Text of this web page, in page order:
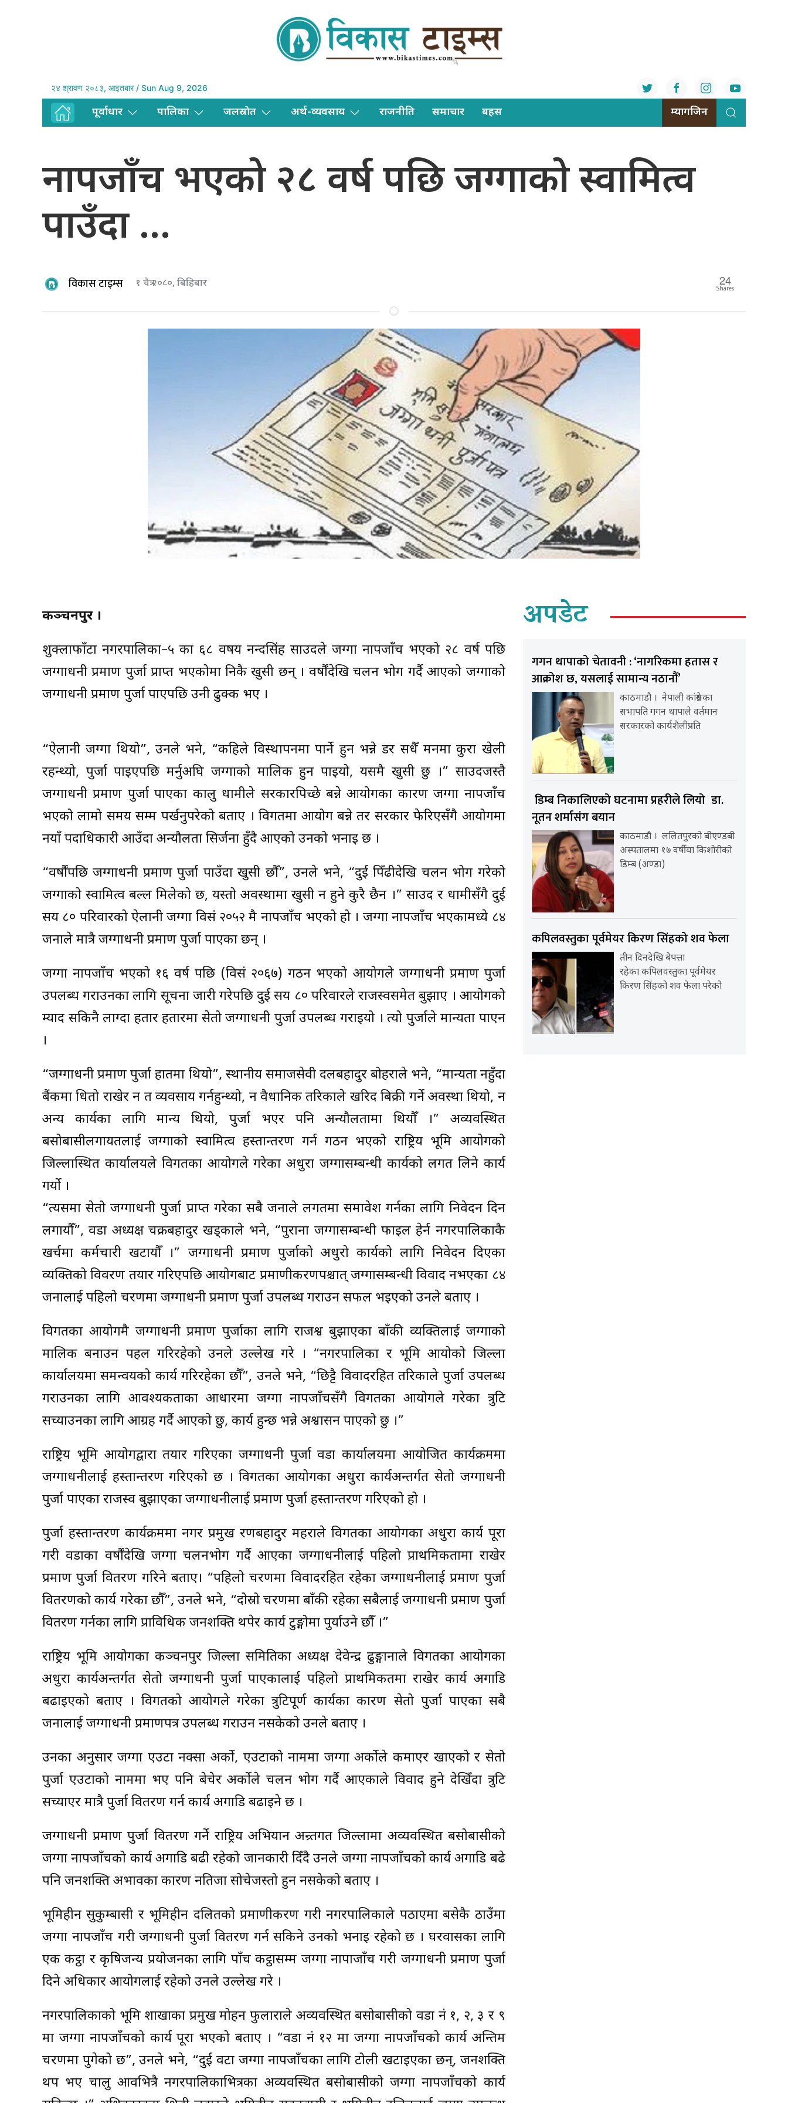
२४ श्रावण २०८३, आइतबार / Sun Aug 9, 2026
पूर्वाधार पालिका जलस्राेत अर्थ-व्यवसाय राजनीति समाचार बहस म्यागजिन
नापजाँच भएको २८ वर्ष पछि जग्गाको स्वामित्व
पाउँदा …
विकास टाइम्स १ चैत्र २०८०, बिहिबार 24
Shares
कञ्चनपुर ।
शुक्लाफाँटा नगरपालिका–५ का ६८ वर्षीय नन्दसिंह साउदले जग्गा नापजाँच भएको २८ वर्ष पछि
जग्गाधनी प्रमाण पुर्जा प्राप्त भएकोमा निकै खुसी छन् । वर्षौंदेखि चलन भोग गर्दै आएको जग्गाको
जग्गाधनी प्रमाण पुर्जा पाएपछि उनी ढुक्क भए ।
“ऐलानी जग्गा थियो”, उनले भने, “कहिले विस्थापनमा पार्ने हुन भन्ने डर सधैँ मनमा कुरा खेली
रहन्थ्यो, पुर्जा पाइएपछि मर्नुअघि जग्गाको मालिक हुन पाइयो, यसमै खुसी छु ।” साउदजस्तै
जग्गाधनी प्रमाण पुर्जा पाएका कालु धामीले सरकारपिच्छे बन्ने आयोगका कारण जग्गा नापजाँच
भएको लामो समय सम्म पर्खनुपरेको बताए । विगतमा आयोग बन्ने तर सरकार फेरिएसँगै आयोगमा
नयाँ पदाधिकारी आउँदा अन्यौलता सिर्जना हुँदै आएको उनको भनाइ छ ।
“वर्षौंपछि जग्गाधनी प्रमाण पुर्जा पाउँदा खुसी छौँ”, उनले भने, “दुई पिँढीदेखि चलन भोग गरेको
जग्गाको स्वामित्व बल्ल मिलेको छ, यस्तो अवस्थामा खुसी न हुने कुरै छैन ।” साउद र धामीसँगै दुई
सय ८० परिवारको ऐलानी जग्गा विसं २०५२ मै नापजाँच भएको हो । जग्गा नापजाँच भएकामध्ये ८४
जनाले मात्रै जग्गाधनी प्रमाण पुर्जा पाएका छन् ।
जग्गा नापजाँच भएको १६ वर्ष पछि (विसं २०६७) गठन भएको आयोगले जग्गाधनी प्रमाण पुर्जा
उपलब्ध गराउनका लागि सूचना जारी गरेपछि दुई सय ८० परिवारले राजस्वसमेत बुझाए । आयोगको
म्याद सकिनै लाग्दा हतार हतारमा सेतो जग्गाधनी पुर्जा उपलब्ध गराइयो । त्यो पुर्जाले मान्यता पाएन
।
“जग्गाधनी प्रमाण पुर्जा हातमा थियो”, स्थानीय समाजसेवी दलबहादुर बोहराले भने, “मान्यता नहुँदा
बैंकमा धितो राखेर न त व्यवसाय गर्नहुन्थ्यो, न वैधानिक तरिकाले खरिद बिक्री गर्ने अवस्था थियो, न
अन्य कार्यका लागि मान्य थियो, पुर्जा भएर पनि अन्यौलतामा थियौँ ।” अव्यवस्थित
बसोबासीलगायतलाई जग्गाको स्वामित्व हस्तान्तरण गर्न गठन भएको राष्ट्रिय भूमि आयोगको
जिल्लास्थित कार्यालयले विगतका आयोगले गरेका अधुरा जग्गासम्बन्धी कार्यको लगत लिने कार्य
गर्यो ।
“त्यसमा सेतो जग्गाधनी पुर्जा प्राप्त गरेका सबै जनाले लगतमा समावेश गर्नका लागि निवेदन दिन
लगायौँ”, वडा अध्यक्ष चक्रबहादुर खड्काले भने, “पुराना जग्गासम्बन्धी फाइल हेर्न नगरपालिकाकै
खर्चमा कर्मचारी खटायौँ ।” जग्गाधनी प्रमाण पुर्जाको अधुरो कार्यको लागि निवेदन दिएका
व्यक्तिको विवरण तयार गरिएपछि आयोगबाट प्रमाणीकरणपश्चात् जग्गासम्बन्धी विवाद नभएका ८४
जनालाई पहिलो चरणमा जग्गाधनी प्रमाण पुर्जा उपलब्ध गराउन सफल भइएको उनले बताए ।
विगतका आयोगमै जग्गाधनी प्रमाण पुर्जाका लागि राजश्व बुझाएका बाँकी व्यक्तिलाई जग्गाको
मालिक बनाउन पहल गरिरहेको उनले उल्लेख गरे । “नगरपालिका र भूमि आयोको जिल्ला
कार्यालयमा समन्वयको कार्य गरिरहेका छौँ”, उनले भने, “छिट्टै विवादरहित तरिकाले पुर्जा उपलब्ध
गराउनका लागि आवश्यकताका आधारमा जग्गा नापजाँचसँगै विगतका आयोगले गरेका त्रुटि
सच्याउनका लागि आग्रह गर्दै आएको छु, कार्य हुन्छ भन्ने अश्वासन पाएको छु ।”
राष्ट्रिय भूमि आयोगद्वारा तयार गरिएका जग्गाधनी पुर्जा वडा कार्यालयमा आयोजित कार्यक्रममा
जग्गाधनीलाई हस्तान्तरण गरिएको छ । विगतका आयोगका अधुरा कार्यअन्तर्गत सेतो जग्गाधनी
पुर्जा पाएका राजस्व बुझाएका जग्गाधनीलाई प्रमाण पुर्जा हस्तान्तरण गरिएको हो ।
पुर्जा हस्तान्तरण कार्यक्रममा नगर प्रमुख रणबहादुर महराले विगतका आयोगका अधुरा कार्य पूरा
गरी वडाका वर्षौंदेखि जग्गा चलनभोग गर्दै आएका जग्गाधनीलाई पहिलो प्राथमिकतामा राखेर
प्रमाण पुर्जा वितरण गरिने बताए। “पहिलो चरणमा विवादरहित रहेका जग्गाधनीलाई प्रमाण पुर्जा
वितरणको कार्य गरेका छौँ”, उनले भने, “दोस्रो चरणमा बाँकी रहेका सबैलाई जग्गाधनी प्रमाण पुर्जा
वितरण गर्नका लागि प्राविधिक जनशक्ति थपेर कार्य टुङ्गोमा पुर्याउने छौँ ।”
राष्ट्रिय भूमि आयोगका कञ्चनपुर जिल्ला समितिका अध्यक्ष देवेन्द्र ढुङ्गानाले विगतका आयोगका
अधुरा कार्यअन्तर्गत सेतो जग्गाधनी पुर्जा पाएकालाई पहिलो प्राथमिकतमा राखेर कार्य अगाडि
बढाइएको बताए । विगतको आयोगले गरेका त्रुटिपूर्ण कार्यका कारण सेतो पुर्जा पाएका सबै
जनालाई जग्गाधनी प्रमाणपत्र उपलब्ध गराउन नसकेको उनले बताए ।
उनका अनुसार जग्गा एउटा नक्सा अर्को, एउटाको नाममा जग्गा अर्कोले कमाएर खाएको र सेतो
पुर्जा एउटाको नाममा भए पनि बेचेर अर्कोले चलन भोग गर्दै आएकाले विवाद हुने देखिँदा त्रुटि
सच्याएर मात्रै पुर्जा वितरण गर्न कार्य अगाडि बढाइने छ ।
जग्गाधनी प्रमाण पुर्जा वितरण गर्ने राष्ट्रिय अभियान अन्र्तगत जिल्लामा अव्यवस्थित बसोबासीको
जग्गा नापजाँचको कार्य अगाडि बढी रहेको जानकारी दिँदै उनले जग्गा नापजाँचको कार्य अगाडि बढे
पनि जनशक्ति अभावका कारण नतिजा सोचेजस्तो हुन नसकेको बताए ।
भूमिहीन सुकुम्बासी र भूमिहीन दलितको प्रमाणीकरण गरी नगरपालिकाले पठाएमा बसेकै ठाउँमा
जग्गा नापजाँच गरी जग्गाधनी पुर्जा वितरण गर्न सकिने उनको भनाइ रहेको छ । घरवासका लागि
एक कट्ठा र कृषिजन्य प्रयोजनका लागि पाँच कट्ठासम्म जग्गा नापाजाँच गरी जग्गाधनी प्रमाण पुर्जा
दिने अधिकार आयोगलाई रहेको उनले उल्लेख गरे ।
नगरपालिकाको भूमि शाखाका प्रमुख मोहन फुलाराले अव्यवस्थित बसोबासीको वडा नं १, २, ३ र ९
मा जग्गा नापजाँचको कार्य पूरा भएको बताए । “वडा नं १२ मा जग्गा नापजाँचको कार्य अन्तिम
चरणमा पुगेको छ”, उनले भने, “दुई वटा जग्गा नापजाँचका लागि टोली खटाइएका छन्, जनशक्ति
थप भए चालु आवभित्रै नगरपालिकाभित्रका अव्यवस्थित बसोबासीको जग्गा नापजाँचको कार्य
अपडेट
गगन थापाको चेतावनी : ‘नागरिकमा हतास र
आक्रोश छ, यसलाई सामान्य नठानौं’
काठमाडौ । नेपाली कांग्रेसका
सभापति गगन थापाले वर्तमान
सरकारको कार्यशैलीप्रति
डिम्ब निकालिएको घटनामा प्रहरीले लियो डा.
नूतन शर्मासंग बयान
काठमाडौ । ललितपुरको बीएण्डबी
अस्पतालमा १७ वर्षीया किशोरीको
डिम्ब (अण्डा)
कपिलवस्तुका पूर्वमेयर किरण सिंहको शव फेला
तीन दिनदेखि बेपत्ता
रहेका कपिलवस्तुका पूर्वमेयर
किरण सिंहको शव फेला परेको